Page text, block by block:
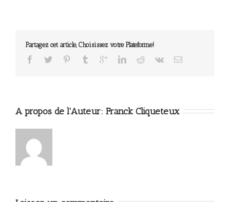
Partagez cet article, Choisissez votre Plateforme!
A propos de l'Auteur: Franck Cliqueteux